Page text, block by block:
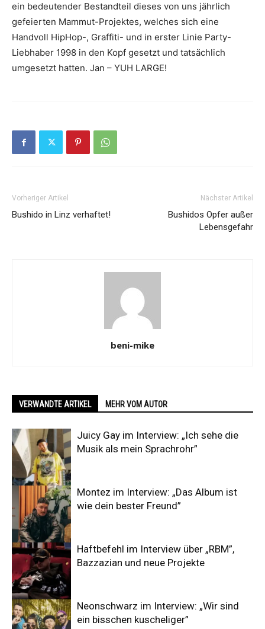
ein bedeutender Bestandteil dieses von uns jährlich
gefeierten Mammut-Projektes, welches sich eine
Handvoll HipHop-, Graffiti- und in erster Linie Party-
Liebhaber 1998 in den Kopf gesetzt und tatsächlich
umgesetzt hatten. Jan – YUH LARGE!
Vorheriger Artikel
Bushido in Linz verhaftet!
Nächster Artikel
Bushidos Opfer außer
Lebensgefahr
beni-mike
VERWANDTE ARTIKEL MEHR VOM AUTOR
Juicy Gay im Interview: „Ich sehe die
Musik als mein Sprachrohr”
Montez im Interview: „Das Album ist
wie dein bester Freund”
Haftbefehl im Interview über „RBM”,
Bazzazian und neue Projekte
Neonschwarz im Interview: „Wir sind
ein bisschen kuscheliger”